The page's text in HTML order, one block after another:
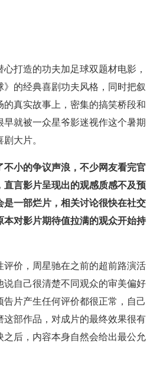
打造的功夫加足球双题材电影，
的经典喜剧功夫风格，同时把叙
真实故事上，密集的搞笑桥段和
就被一众星爷影迷视作这个暑期
大片。
小的争议声浪，不少网友看完官
言影片呈现出的观感质感不及预
一部烂片，相关讨论很快在社交
对影片期待值拉满的观众开始持
价，周星驰在之前的超前路演活
自己很清楚不同观众的审美偏好
片产生任何评价都很正常，自己
部作品，对成片的最终效果很有
后，内容本身自然会给出最公允